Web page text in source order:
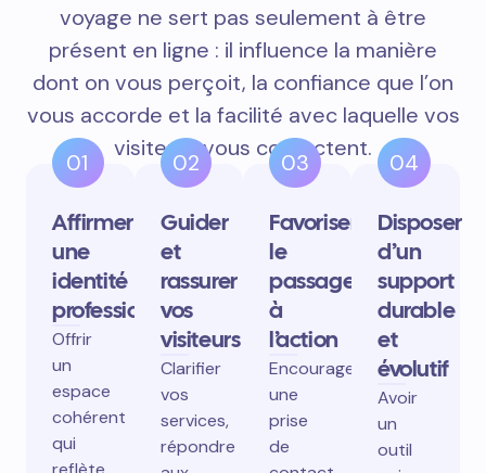
voyage ne sert pas seulement à être
présent en ligne : il influence la manière
dont on vous perçoit, la confiance que l’on
vous accorde et la facilité avec laquelle vos
visiteurs vous contactent.
01
Affirmer
une
identité
professionnelle
Offrir
un
espace
cohérent
qui
02
Guider
et
rassurer
vos
visiteurs
Clarifier
vos
services,
répondre
03
Favoriser
le
passage
à
l’action
Encourager
une
prise
de
04
Disposer
d’un
support
durable
et
évolutif
Avoir
un
outil